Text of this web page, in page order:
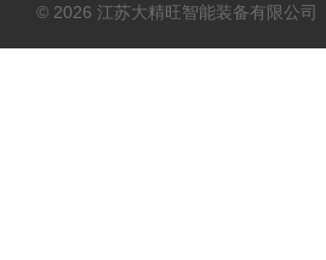
© 2026 江苏大精旺智能装备有限公司